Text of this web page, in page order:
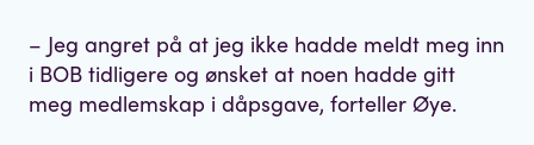
– Jeg angret på at jeg ikke hadde meldt meg inn
i BOB tidligere og ønsket at noen hadde gitt
meg medlemskap i dåpsgave, forteller Øye.